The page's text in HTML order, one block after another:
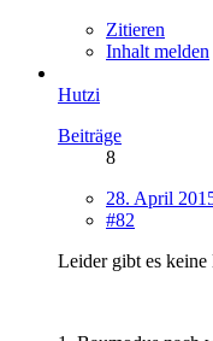
Zitieren
Inhalt melden
Hutzi
Beiträge
8
28. April
#82
Leider gibt es